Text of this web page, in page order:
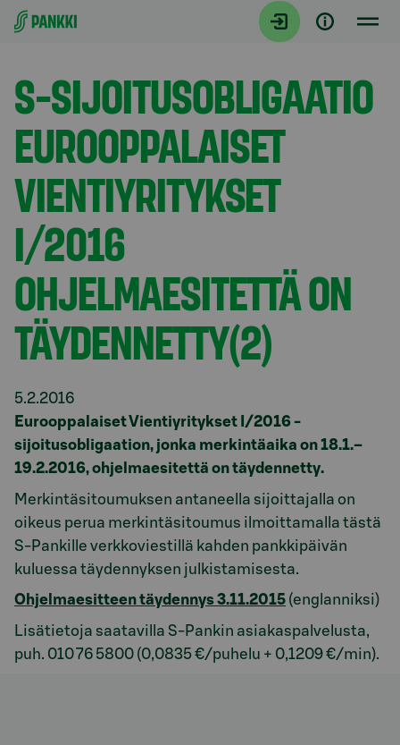
Siirry suoraan sisältöön
Tiedotteet
S-SIJOITUSOBLIGAATIO
EUROOPPALAISET
VIENTIYRITYKSET
I/2016
OHJELMAESITETTÄ ON
TÄYDENNETTY(2)
5.2.2016
Eurooppalaiset Vientiyritykset I/2016 -
sijoitusobligaation, jonka merkintäaika on 18.1.–
19.2.2016, ohjelmaesitettä on täydennetty.
Merkintäsitoumuksen antaneella sijoittajalla on
oikeus perua merkintäsitoumus ilmoittamalla tästä
S-Pankille verkkoviestillä kahden pankkipäivän
kuluessa täydennyksen julkistamisesta.
Ohjelmaesitteen täydennys 3.11.2015 (englanniksi)
Lisätietoja saatavilla S-Pankin asiakaspalvelusta,
puh. 010 76 5800 (0,0835 €/puhelu + 0,1209 €/min).